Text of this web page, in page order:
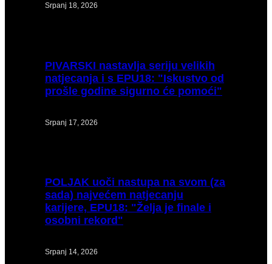
Srpanj 18, 2026
PIVARSKI nastavlja seriju velikih
natjecanja i s EPU18: "Iskustvo od
prošle godine sigurno će pomoći"
Srpanj 17, 2026
POLJAK uoči nastupa na svom (za
sada) najvećem natjecanju
karijere, EPU18: "Želja je finale i
osobni rekord"
Srpanj 14, 2026